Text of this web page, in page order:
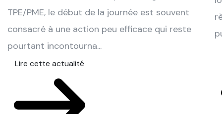
TPE/PME, le début de la journée est souvent
consacré à une action peu efficace qui reste
pourtant incontourna...
Lire cette actualité